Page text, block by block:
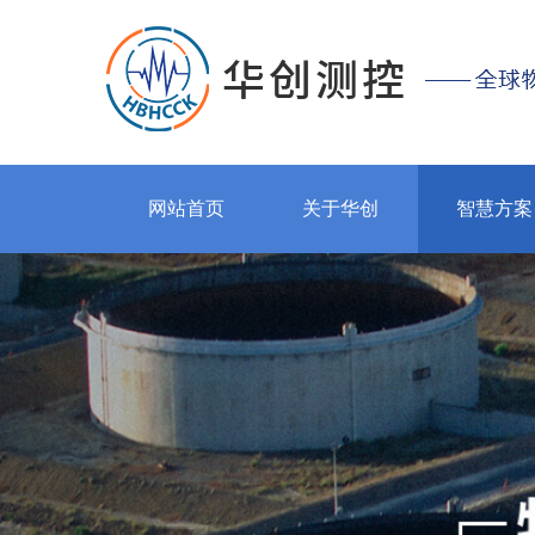
网站首页 关于华创 智慧方案